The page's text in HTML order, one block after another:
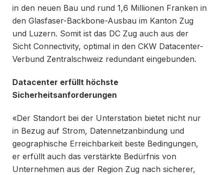
in den neuen Bau und rund 1,6 Millionen Franken in
den Glasfaser-Backbone-Ausbau im Kanton Zug
und Luzern. Somit ist das DC Zug auch aus der
Sicht Connectivity, optimal in den CKW Datacenter-
Verbund Zentralschweiz redundant eingebunden.
Datacenter erfüllt höchste
Sicherheitsanforderungen
«Der Standort bei der Unterstation bietet nicht nur
in Bezug auf Strom, Datennetzanbindung und
geographische Erreichbarkeit beste Bedingungen,
er erfüllt auch das verstärkte Bedürfnis von
Unternehmen aus der Region Zug nach sicherer,